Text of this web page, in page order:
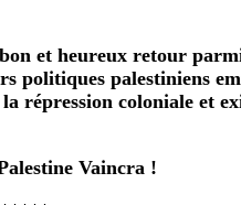
et heureux retour
politiques palestiniens
répression coloniale et
Vaincra !